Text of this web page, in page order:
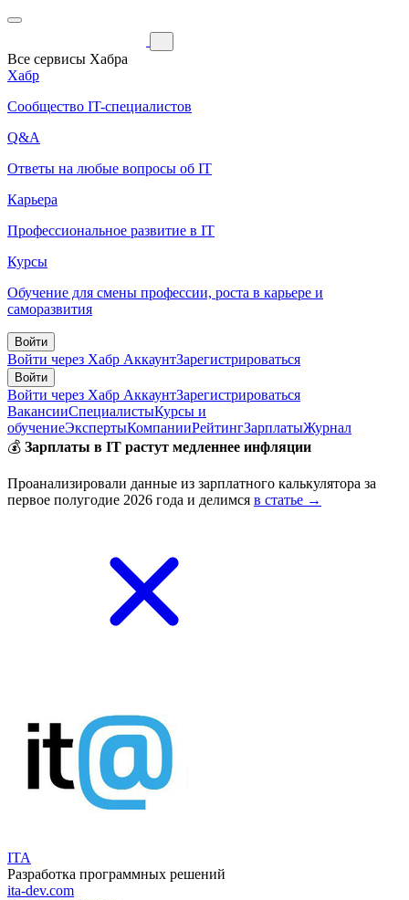
Все сервисы Хабра
Хабр
Сообщество IT-специалистов
Q&A
Ответы на любые вопросы об IT
Карьера
Профессиональное развитие в IT
Курсы
Обучение для смены профессии, роста в карьере и
саморазвития
Войти
Войти через Хабр АккаунтЗарегистрироваться
Войти
Войти через Хабр АккаунтЗарегистрироваться
ВакансииСпециалистыКурсы и
обучениеЭкспертыКомпанииРейтингЗарплатыЖурнал
💰 Зарплаты в IT растут медленнее инфляции
Проанализировали данные из зарплатного калькулятора за
первое полугодие 2026 года и делимся в статье →
ITA
Разработка программных решений
ita-dev.com